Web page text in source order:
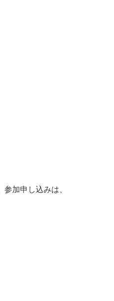
加申し込みは、